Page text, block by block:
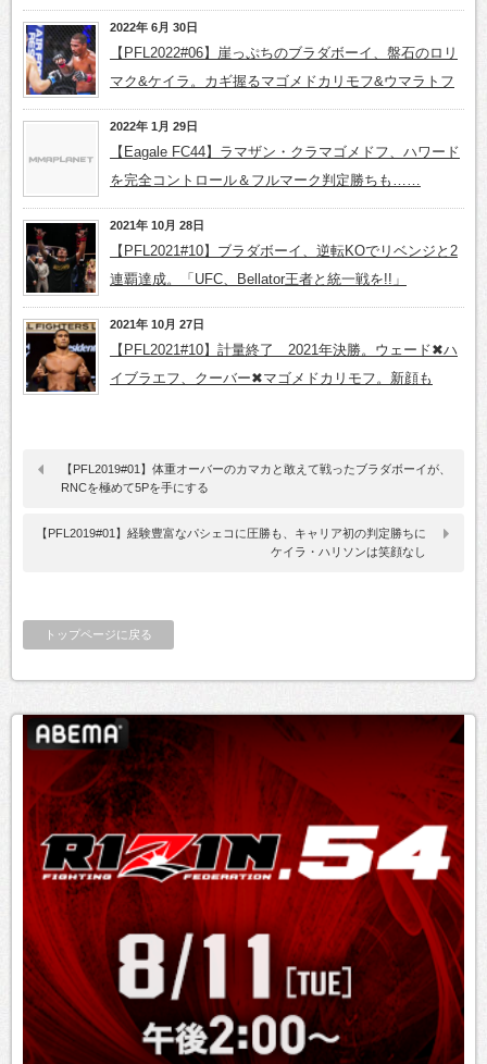
2022年 6月 30日
【PFL2022#06】崖っぷちのブラダボーイ、盤石のロリ
マク&ケイラ。カギ握るマゴメドカリモフ&ウマラトフ
2022年 1月 29日
【Eagale FC44】ラマザン・クラマゴメドフ、ハワード
を完全コントロール＆フルマーク判定勝ちも……
2021年 10月 28日
【PFL2021#10】ブラダボーイ、逆転KOでリベンジと2
連覇達成。「UFC、Bellator王者と統一戦を!!」
2021年 10月 27日
【PFL2021#10】計量終了 2021年決勝。ウェード✖ハ
イブラエフ、クーバー✖マゴメドカリモフ。新顔も
【PFL2019#01】体重オーバーのカマカと敢えて戦ったブラダボーイが、
RNCを極めて5Pを手にする
【PFL2019#01】経験豊富なパシェコに圧勝も、キャリア初の判定勝ちに
ケイラ・ハリソンは笑顔なし
トップページに戻る